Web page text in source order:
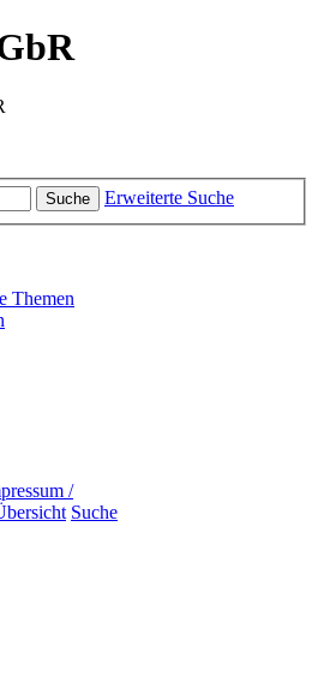
Suche Erweiterte Suche
Themen
/
Suche